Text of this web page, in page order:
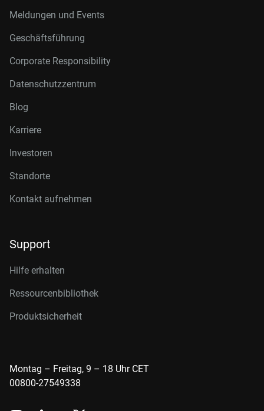
Meldungen und Events
Geschäftsführung
Corporate Responsibility
Datenschutzzentrum
Blog
Karriere
Investoren
Standorte
Kontakt aufnehmen
Support
Hilfe erhalten
Ressourcenbibliothek
Produktsicherheit
Montag – Freitag, 9 – 18 Uhr CET
00800-27549338